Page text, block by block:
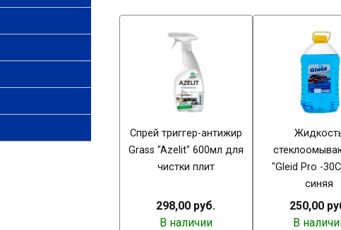
Cпрей триггер-антижир
Grass "Azelit" 600мл для
чистки плит
298,00 руб.
В наличии
"Gleid Pro -
синяя
250,00
В